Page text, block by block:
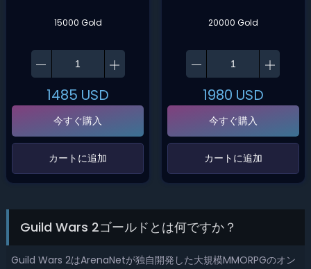
15000 Gold
1485 USD
今すぐ購入
‌カートに追加‌
20000 Gold
1980 USD
今すぐ購入
‌カートに追加‌
Guild Wars 2ゴールドとは何ですか？
Guild Wars 2はArenaNetが独自開発した大規模MMORPGのオン